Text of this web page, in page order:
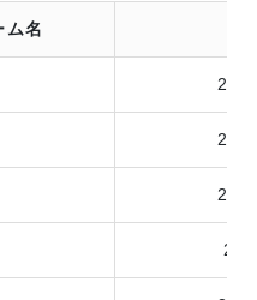
ム名
2時
2時
2時
2